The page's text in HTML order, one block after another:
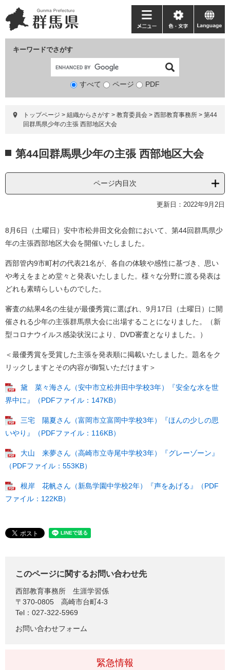
ー
ジ
ニ
ュ
て
キーワードでさがす
検
象
すべて ページ PDF
メ
ニ
ー
色・
文
language
トップページ > 組織からさがす > 教育委員会 > 西部教育事務所 > 第44
回群馬県少年の主張 西部地区大会
文 第44回群馬県少年の主張 西部地区大会
ページ内目次
更新日：2022年9月2日
8月6日（土曜日）安中市松井田文化会館において、第44回群馬県少
年の主張西部地区大会を開催いたしました。
西部管内9市町村の代表21名が、各自の体験や感性に基づき、思い
や考えをまとめ堂々と発表いたしました。様々な分野に渡る発表は
どれも素晴らしいものでした。
審査の結果4名の生徒が最優秀賞に選ばれ、9月17日（土曜日）に開
催される少年の主張群馬県大会に出場することになりました。（新
型コロナウイルス感染状況により、DVD審査となりました。）
＜最優秀賞を受賞した主張を発表順に掲載いたしました。題名をク
リックしますとその内容が御覧いただけます＞
黛 菜々海さん（安中市立松井田中学校3年）『安全な水を世
界中に』（PDFファイル：147KB）
三宅 陽夏さん（富岡市立富岡中学校3年）『ほんの少しの思
いやり』（PDFファイル：116KB）
大山 来夢さん（高崎市立寺尾中学校3年）『グレーゾーン』
（PDFファイル：553KB）
根岸 花帆さん（新島学園中学校2年）『声をあげる』（PDF
ファイル：122KB）
このページに関するお問い合わせ先
西部教育事務所
生涯学習係
〒370-0805
高崎市台町4-3
Tel：027-322-5969
お問い合わせフォーム
緊急情報